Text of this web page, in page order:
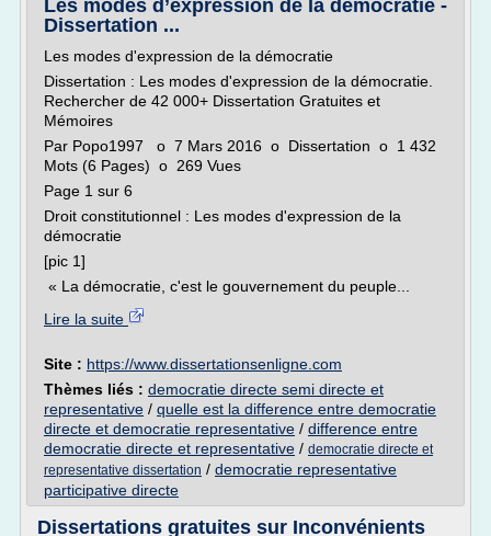
Les modes d’expression de la démocratie -
Dissertation ...
Les modes d'expression de la démocratie
Dissertation : Les modes d'expression de la démocratie.
Rechercher de 42 000+ Dissertation Gratuites et
Mémoires
Par Popo1997 o 7 Mars 2016 o Dissertation o 1 432
Mots (6 Pages) o 269 Vues
Page 1 sur 6
Droit constitutionnel : Les modes d'expression de la
démocratie
[pic 1]
« La démocratie, c'est le gouvernement du peuple...
Lire la suite
Site : https://www.dissertationsenligne.com
Thèmes liés : democratie directe semi directe et
representative / quelle est la difference entre democratie
directe et democratie representative / difference entre
democratie directe et representative / democratie directe et
representative dissertation / democratie representative
participative directe
Dissertations gratuites sur Inconvénients